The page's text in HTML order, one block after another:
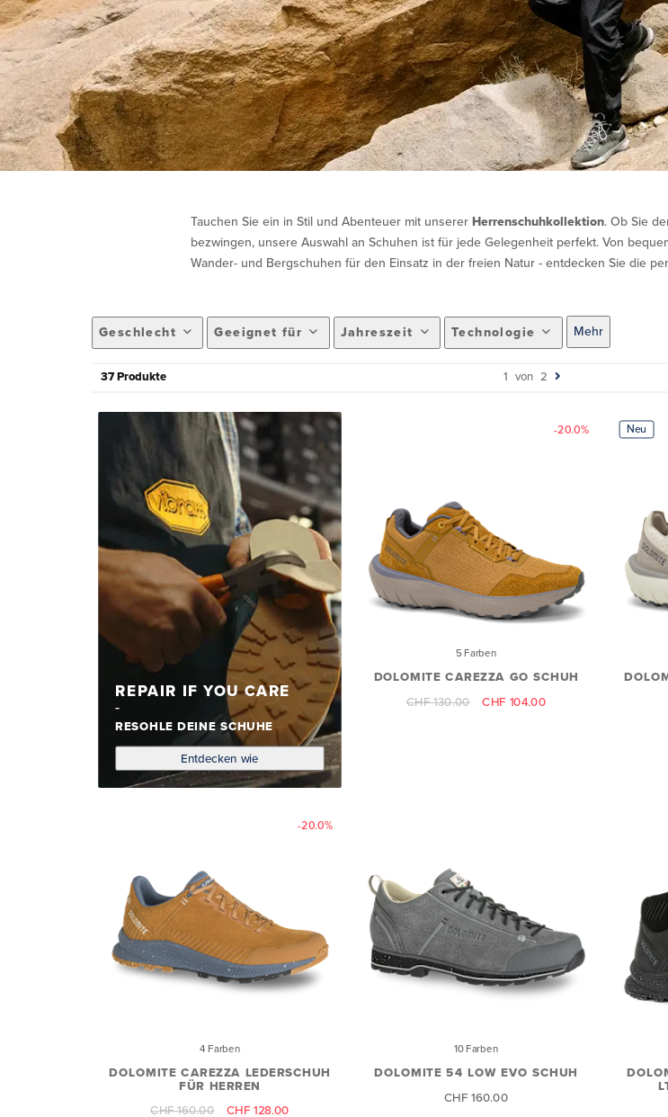
Tauchen Sie ein in Stil und Abenteuer mit unserer Herrenschuhkollektion. Ob Sie
bezwingen, unsere Auswahl an Schuhen ist für jede Gelegenheit perfekt. Von
Wander- und Bergschuhen für den Einsatz in der freien Natur - entdecken Sie die
Geschlecht Geeignet für Jahreszeit Technologie Mehr
37 Produkte 1 von 2
REPAIR IF YOU CARE
RESOHLE DEINE SCHUHE
Entdecken wie
-20.0%
5 Farben
DOLOMITE CAREZZA GO SCHUH
CHF 130.00
CHF 104.00
Neu
-20.0%
4 Farben
DOLOMITE CAREZZA LEDERSCHUH
FÜR HERREN
CHF 160.00
CHF 128.00
10 Farben
DOLOMITE 54 LOW EVO SCHUH
CHF 160.00